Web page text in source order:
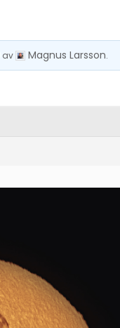
av Magnus Larsson.